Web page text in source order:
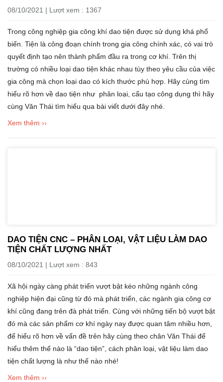
08/10/2021 | Lượt xem : 1367
Trong công nghiệp gia công khí dao tiện được sử dụng khá phổ
biến. Tiện là công đoạn chính trong gia công chính xác, có vai trò
quyết định tạo nên thành phẩm đầu ra trong cơ khí. Trên thị
trường có nhiều loại dao tiện khác nhau tùy theo yêu cầu của việc
gia công mà chọn loại dao có kích thước phù hợp. Hãy cùng tìm
hiểu rõ hơn về dao tiện như phân loại, cấu tạo công dụng thì hãy
cùng Văn Thái tìm hiểu qua bài viết dưới đây nhé.
Xem thêm ››
DAO TIỆN CNC – PHÂN LOẠI, VẬT LIỆU LÀM DAO
TIỆN CHẤT LƯỢNG NHẤT
08/10/2021 | Lượt xem : 843
Xã hội ngày càng phát triển vượt bật kéo những ngành công
nghiệp hiện đại cũng từ đó mà phát triển, các ngành gia công cơ
khí cũng đang trên đà phát triển. Cùng với những tiến bộ vượt bật
đó mà các sản phẩm cơ khí ngày nay được quan tâm nhiều hơn,
để hiểu rõ hơn về vấn đề trên hãy cùng theo chân Văn Thái để
hiểu thêm thế nào là “dao tiện”, cách phân loại, vật liệu làm dao
tiện chất lượng là như thế nào nhé!
Xem thêm ››